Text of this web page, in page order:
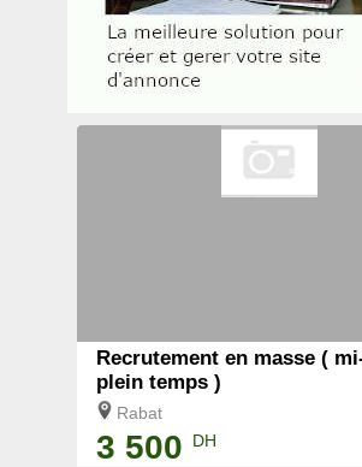
Recrutement en masse (
plein temps )
Rabat
3 500 DH